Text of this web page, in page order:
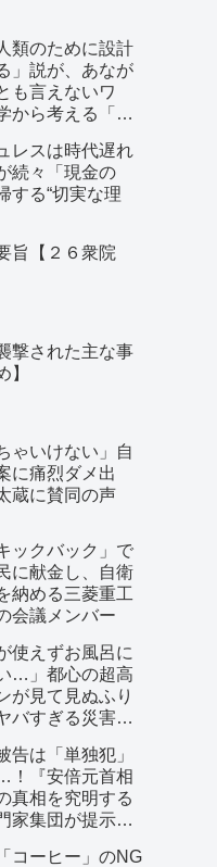
類のために設計
」説が、あなが
も言えないワ
から考える「こ
レスは時代遅れ
続々「現金の
する“切実な理
旨【２６衆院
撃された主な事
】
ゃいけない」自
に痛烈ダメ出
蔵に賛同の声
ックバック」で
に献金し、自衛
納める三菱重工
会議メンバー
使えずお風呂に
…」都心の超高
が見て見ぬふり
バすぎる災害リ
告は「単独犯」
！『安倍元首相
真相を究明する
家集団が提示し
コーヒー」のNG